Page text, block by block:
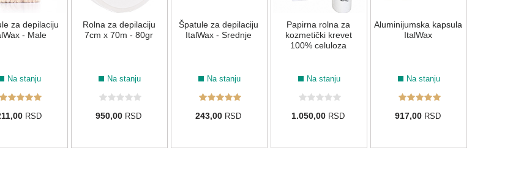
za depilaciju
- Male
Na stanju
RSD
Rolna za depilaciju
7cm x 70m - 80gr
Na stanju
950,00 RSD
Špatule za depilaciju
ItalWax - Srednje
Na stanju
243,00 RSD
Papirna rolna za
kozmetički krevet
100% celuloza
Na stanju
1.050,00 RSD
Aluminijumska kapsula
ItalWax
Na stanju
917,00 RSD